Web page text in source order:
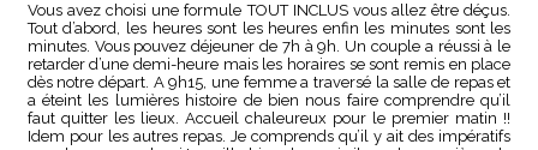
Vous avez choisi une formule TOUT INCLUS vous allez être déçus.
Tout d’abord, les heures sont les heures enfin les minutes sont les
minutes. Vous pouvez déjeuner de 7h à 9h. Un couple a réussi à le
retarder d’une demi-heure mais les horaires se sont remis en place
dès notre départ. A 9h15, une femme a traversé la salle de repas et
a éteint les lumières histoire de bien nous faire comprendre qu’il
faut quitter les lieux. Accueil chaleureux pour le premier matin !!
Idem pour les autres repas. Je comprends qu’il y ait des impératifs